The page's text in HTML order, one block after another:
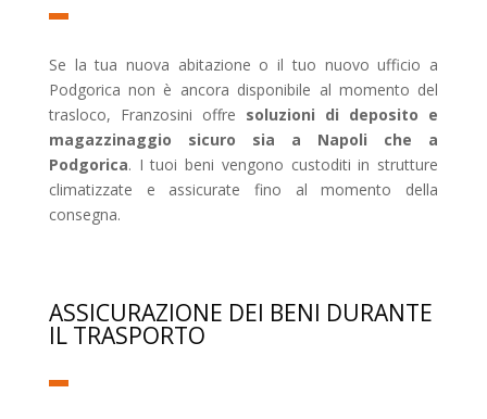
Se la tua nuova abitazione o il tuo nuovo ufficio a
Podgorica non è ancora disponibile al momento del
trasloco, Franzosini offre soluzioni di deposito e
magazzinaggio sicuro sia a Napoli che a
Podgorica. I tuoi beni vengono custoditi in strutture
climatizzate e assicurate fino al momento della
consegna.
ASSICURAZIONE DEI BENI DURANTE
IL TRASPORTO